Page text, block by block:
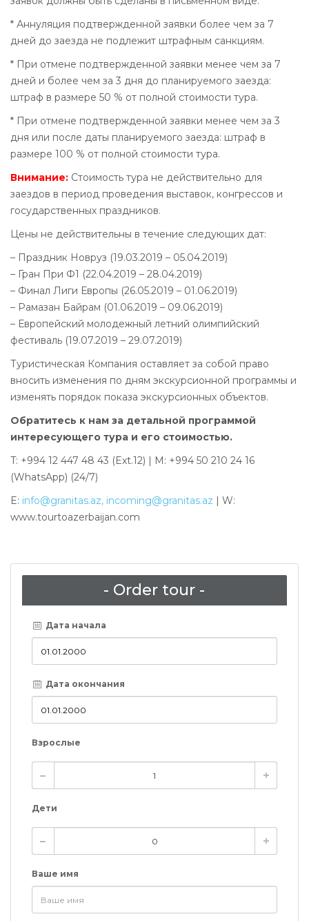
* Аннуляция подтвержденной заявки более чем за 7
дней до заезда не подлежит штрафным санкциям.
* При отмене подтвержденной заявки менее чем за 7
дней и более чем за 3 дня до планируемого заезда:
штраф в размере 50 % от полной стоимости тура.
* При отмене подтвержденной заявки менее чем за 3
дня или после даты планируемого заезда: штраф в
размере 100 % от полной стоимости тура.
Внимание: Стоимость тура не действительно для
заездов в период проведения выставок, конгрессов и
государственных праздников.
Цены не действительны в течение следующих дат:
– Праздник Новруз (19.03.2019 – 05.04.2019)
– Гран При Ф1 (22.04.2019 – 28.04.2019)
– Финал Лиги Европы (26.05.2019 – 01.06.2019)
– Рамазан Байрам (01.06.2019 – 09.06.2019)
– Европейский молодежный летний олимпийский
фестиваль (19.07.2019 – 29.07.2019)
Туристическая Компания оставляет за собой право
вносить изменения по дням экскурсионной программы и
изменять порядок показа экскурсионных объектов.
Обратитесь к нам за детальной программой
интересующего тура и его стоимостью.
T: +994 12 447 48 43 (Ext.12) | M: +994 50 210 24 16
(WhatsApp) (24/7)
E: info@granitas.az, incoming@granitas.az | W:
www.tourtoazerbaijan.com
- Order tour -
Дата начала
Дата окончания
Взрослые
Дети
Ваше имя